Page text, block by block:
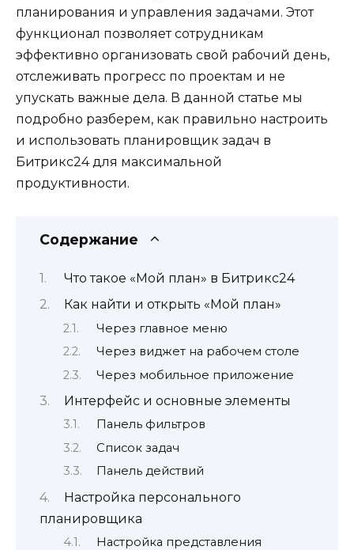
планирования и управления задачами. Этот
функционал позволяет сотрудникам
эффективно организовать свой рабочий день,
отслеживать прогресс по проектам и не
упускать важные дела. В данной статье мы
подробно разберем, как правильно настроить
и использовать планировщик задач в
Битрикс24 для максимальной
продуктивности.
Содержание
Что такое «Мой план» в Битрикс24
Как найти и открыть «Мой план»
Через главное меню
Через виджет на рабочем столе
Через мобильное приложение
Интерфейс и основные элементы
Панель фильтров
Список задач
Панель действий
Настройка персонального
планировщика
Настройка представления